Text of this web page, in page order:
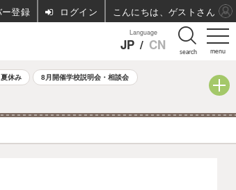
menu
Language
JP / CN search
夏休み 8月開催学校説明会・相談会
ログイン こんにちは、ゲストさん